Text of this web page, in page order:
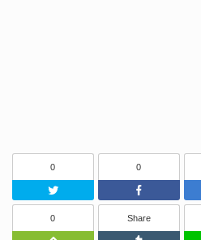
0
Twitter
0
0 Share